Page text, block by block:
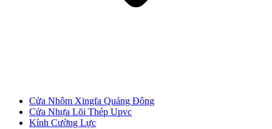
Cửa Nhôm Xingfa Quảng Đông
Cửa Nhựa Lõi Thép Upvc
Kính Cường Lực